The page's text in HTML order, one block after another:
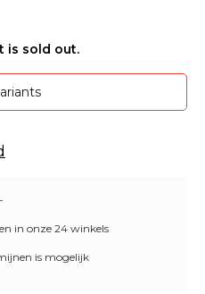
is sold out.
in onze 24 winkels
is mogelijk